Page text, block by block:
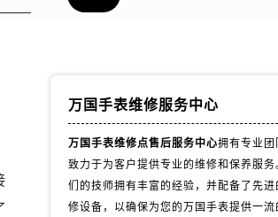
万国手表维修服务中心
万国手表维修点售后服务中心拥有专业团
致力于为客户提供专业的维修和保养服务
们的技师拥有丰富的经验，并配备了先进
修设备，以确保为您的万国手表提供一流